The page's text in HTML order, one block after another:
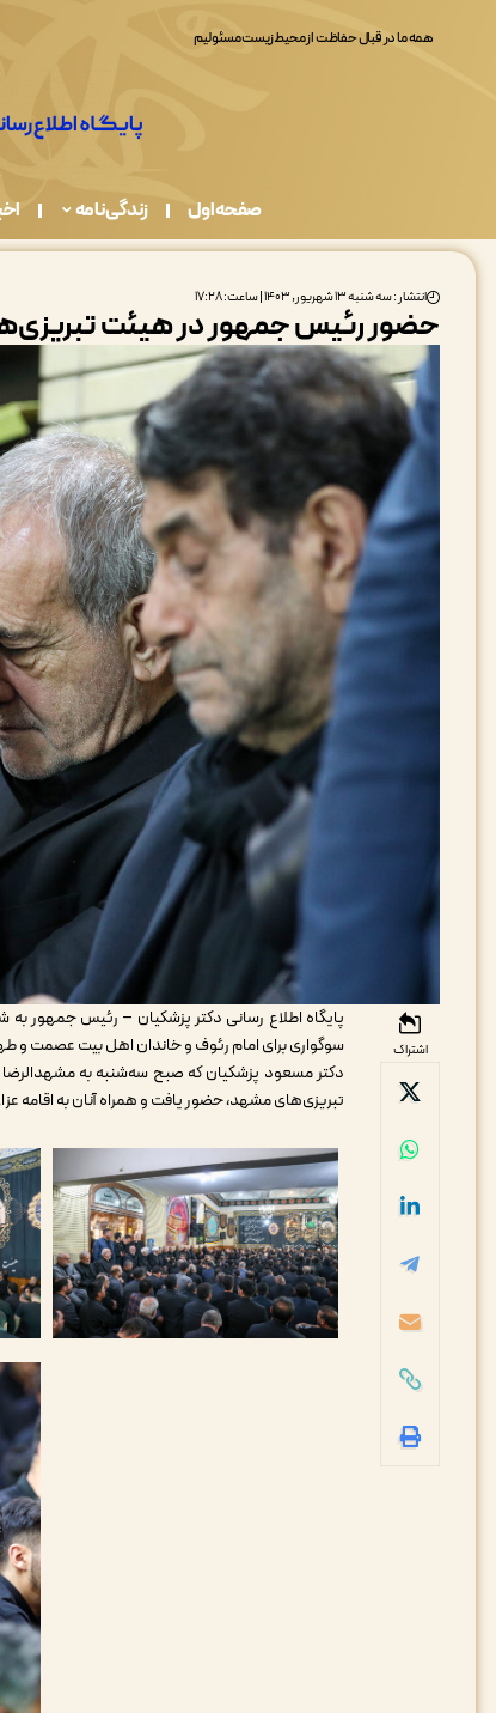
حفظ وحدت، انسجام و اتحاد چهارچوب و مبنای نظری دولت وفاق بوده است
صفحه اول زندگی نامه
انتشار : سه شنبه ۱۳ شهریور, ۱۴۰۳ | ساعت: ۱۷:۲۸
حضور رئیس جمهور در هیئت
اشتراک
پایگاه اطلاع رسانی دکتر پزشکیان – رئیس جمهور
سوگواری برای امام رئوف و خاندان اهل بیت عصمت و
دکتر مسعود پزشکیان که صبح سه‌شنبه به
تبریزی‌های مشهد، حضور یافت و همراه آنان به